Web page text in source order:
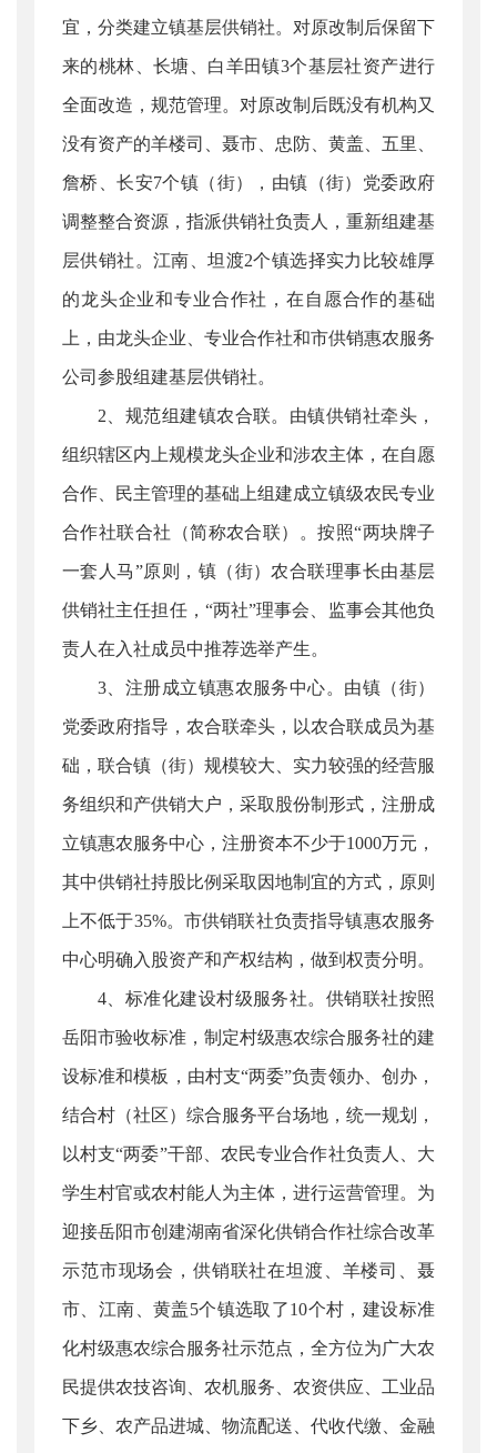
宜，分类建立镇基层供销社。对原改制后保留下
来的桃林、长塘、白羊田镇3个基层社资产进行
全面改造，规范管理。对原改制后既没有机构又
没有资产的羊楼司、聂市、忠防、黄盖、五里、
詹桥、长安7个镇（街），由镇（街）党委政府
调整整合资源，指派供销社负责人，重新组建基
层供销社。江南、坦渡2个镇选择实力比较雄厚
的龙头企业和专业合作社，在自愿合作的基础
上，由龙头企业、专业合作社和市供销惠农服务
公司参股组建基层供销社。
2、规范组建镇农合联。由镇供销社牵头，
组织辖区内上规模龙头企业和涉农主体，在自愿
合作、民主管理的基础上组建成立镇级农民专业
合作社联合社（简称农合联）。按照“两块牌子
一套人马”原则，镇（街）农合联理事长由基层
供销社主任担任，“两社”理事会、监事会其他负
责人在入社成员中推荐选举产生。
3、注册成立镇惠农服务中心。由镇（街）
党委政府指导，农合联牵头，以农合联成员为基
础，联合镇（街）规模较大、实力较强的经营服
务组织和产供销大户，采取股份制形式，注册成
立镇惠农服务中心，注册资本不少于1000万元，
其中供销社持股比例采取因地制宜的方式，原则
上不低于35%。市供销联社负责指导镇惠农服务
中心明确入股资产和产权结构，做到权责分明。
4、标准化建设村级服务社。供销联社按照
岳阳市验收标准，制定村级惠农综合服务社的建
设标准和模板，由村支“两委”负责领办、创办，
结合村（社区）综合服务平台场地，统一规划，
以村支“两委”干部、农民专业合作社负责人、大
学生村官或农村能人为主体，进行运营管理。为
迎接岳阳市创建湖南省深化供销合作社综合改革
示范市现场会，供销联社在坦渡、羊楼司、聂
市、江南、黄盖5个镇选取了10个村，建设标准
化村级惠农综合服务社示范点，全方位为广大农
民提供农技咨询、农机服务、农资供应、工业品
下乡、农产品进城、物流配送、代收代缴、金融